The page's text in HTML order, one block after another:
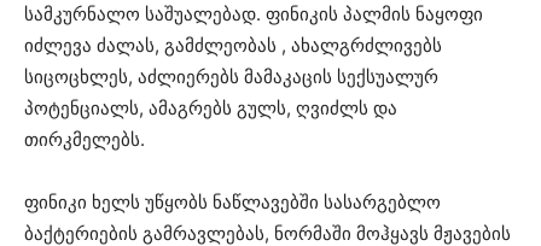
სამკურნალო საშუალებად. ფინიკის პალმის ნაყოფი
იძლევა ძალას, გამძლეობას , ახალგრძლივებს
სიცოცხლეს, აძლიერებს მამაკაცის სექსუალურ
პოტენციალს, ამაგრებს გულს, ღვიძლს და
თირკმელებს.
ფინიკი ხელს უწყობს ნაწლავებში სასარგებლო
ბაქტერიების გამრავლებას, ნორმაში მოჰყავს მჟავების